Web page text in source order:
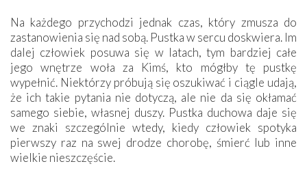
Na każdego przychodzi jednak czas, który zmusza do
zastanowienia się nad sobą. Pustka w sercu doskwiera. Im
dalej człowiek posuwa się w latach, tym bardziej całe
jego wnętrze woła za Kimś, kto mógłby tę pustkę
wypełnić. Niektórzy próbują się oszukiwać i ciągle udają,
że ich takie pytania nie dotyczą, ale nie da się okłamać
samego siebie, własnej duszy. Pustka duchowa daje się
we znaki szczególnie wtedy, kiedy człowiek spotyka
pierwszy raz na swej drodze chorobę, śmierć lub inne
wielkie nieszczęście.